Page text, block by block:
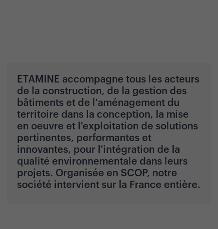
ETAMINE accompagne tous les acteurs
de la construction, de la gestion des
bâtiments et de l'aménagement du
territoire dans la conception, la mise
en oeuvre et l'exploitation de solutions
pertinentes, performantes et
innovantes, pour l'intégration de la
qualité environnementale dans leurs
projets. Organisée en SCOP, notre
société intervient sur la France entière.